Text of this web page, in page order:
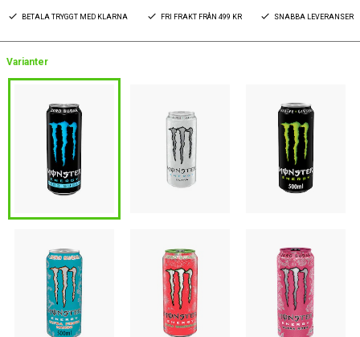
BETALA TRYGGT MED KLARNA FRI FRAKT FRÅN 499 KR SNABBA LEVERANSER
Varianter